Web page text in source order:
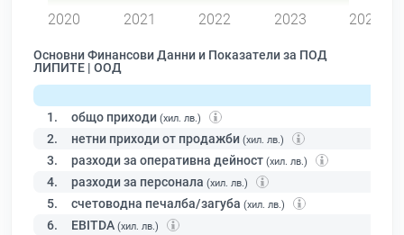
2020 2021 2022 2023 2024
Основни Финансови Данни и Показатели за ПОД
ЛИПИТЕ | ООД
1. общо приходи (хил. лв.)
2. нетни приходи от продажби (хил. лв.)
3. разходи за оперативна дейност (хил. лв.)
4. разходи за персонала (хил. лв.)
5. счетоводна печалба/загуба (хил. лв.)
6. EBITDA (хил. лв.)